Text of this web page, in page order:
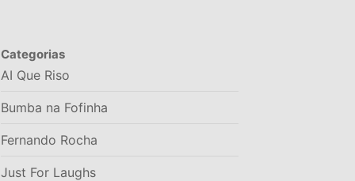
Categorias
AI Que Riso
Bumba na Fofinha
Fernando Rocha
Just For Laughs